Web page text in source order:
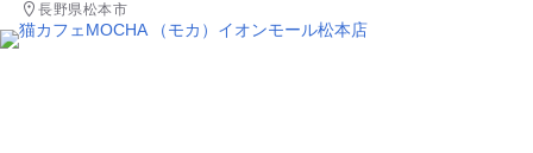
長野県松本市